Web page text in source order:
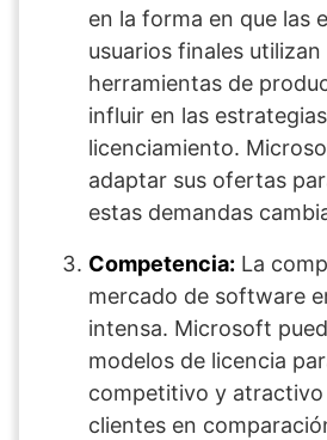
en la forma en que las
usuarios finales utilizan
herramientas de
influir en las
licenciamiento.
adaptar sus ofertas
estas demandas
Competencia: La
mercado de software
intensa. Microsoft
modelos de licencia
competitivo y atractivo
clientes en